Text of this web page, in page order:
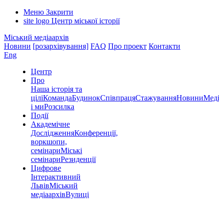
Меню Закрити
site logo Центр міської історії
Міський медіаархів
Новини [розархівування] FAQ Про проект Контакти
Eng
Центр
Про
Наша історія та
ціліКомандаБудинокСпівпрацяСтажуванняНовини
і миРозсилка
Події
Академічне
ДослідженняКонференції,
воркшопи,
семінариМіські
семінариРезиденції
Цифрове
Інтерактивний
ЛьвівМіський
медіаархівВулиці